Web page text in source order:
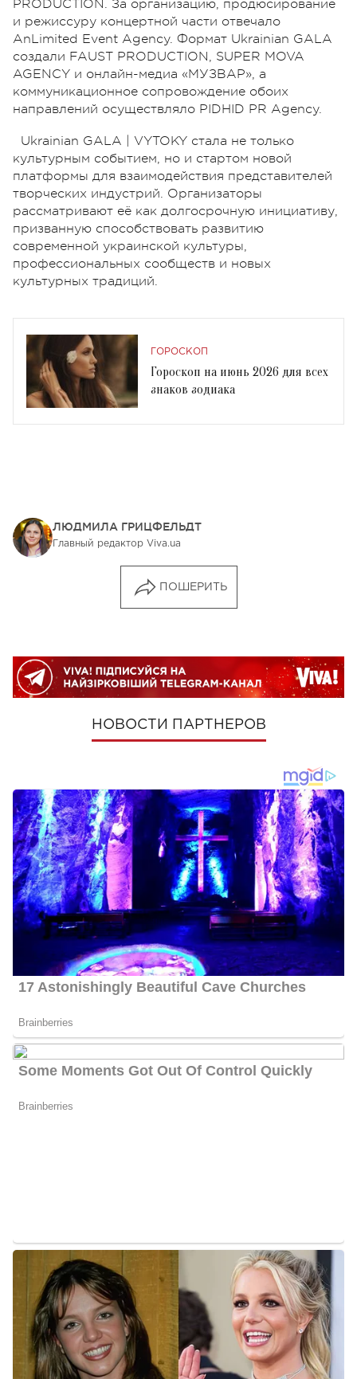
PRODUCTION. За организацию, продюсирование
и режиссуру концертной части отвечало
AnLimited Event Agency. Формат Ukrainian GALA
создали FAUST PRODUCTION, SUPER MOVA
AGENCY и онлайн-медиа «МУЗВАР», а
коммуникационное сопровождение обоих
направлений осуществляло PIDHID PR Agency.
Ukrainian GALA | VYTOKY стала не только
культурным событием, но и стартом новой
платформы для взаимодействия представителей
творческих индустрий. Организаторы
рассматривают её как долгосрочную инициативу,
призванную способствовать развитию
современной украинской культуры,
профессиональных сообществ и новых
культурных традиций.
ГОРОСКОП
Гороскоп на июнь 2026 для всех
знаков зодиака
ЛЮДМИЛА ГРИЦФЕЛЬДТ
Главный редактор Viva.ua
ПОШЕРИТЬ
НОВОСТИ ПАРТНЕРОВ